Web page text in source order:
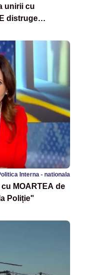
unirii cu
distruge
Interna - nationala
MOARTEA de
Poliție"